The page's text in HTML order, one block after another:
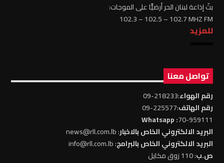
بثّ إذاعة لبنان الحر أرضيًّا على الموجات:
102.3 – 102.5 – 102.7 MHZ FM
للمزيد
تواصل معنا
رقم الهواء:218233-09
رقم الهاتف:225577-09
70-959111
: Whatsapp
البريد الالكتروني الخاص بالاخبار: news@rll.com.lb
البريد الالكتروني الخاص بالبرامج: info@rll.com.lb
ص.ب: 110 زوق مكايل